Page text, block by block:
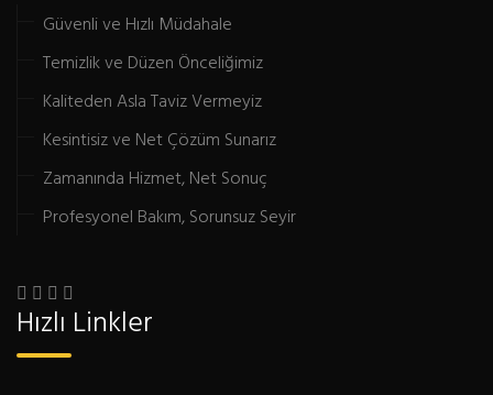
Güvenli ve Hızlı Müdahale
Temizlik ve Düzen Önceliğimiz
Kaliteden Asla Taviz Vermeyiz
Kesintisiz ve Net Çözüm Sunarız
Zamanında Hizmet, Net Sonuç
Profesyonel Bakım, Sorunsuz Seyir
Hızlı Linkler